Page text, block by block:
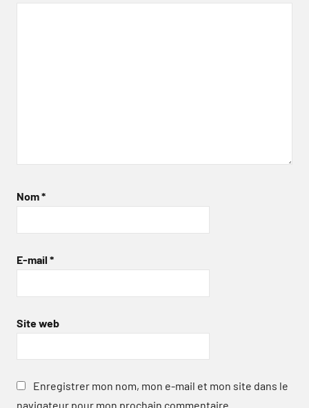
Nom*
E-mail *
Site web
Enregistrer mon nom, mon e-mail et mon site dans le
navigateur pour mon prochain commentaire.